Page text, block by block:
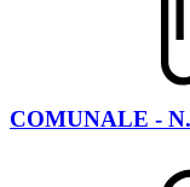
COMUNALE -